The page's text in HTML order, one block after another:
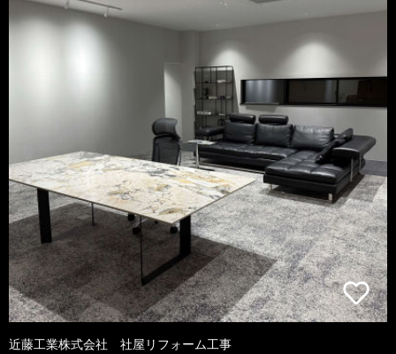
近藤工業株式会社 社屋リフォーム工事